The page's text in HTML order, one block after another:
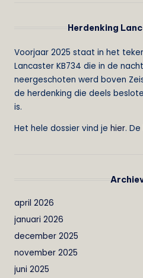
Herdenking
Voorjaar 2025 staat in het
Lancaster KB734 die in de
neergeschoten werd boven
de herdenking die deels
is.
Het hele dossier vind je hier. De
april 2026
januari 2026
december 2025
november 2025
juni 2025